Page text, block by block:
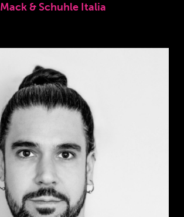
Mack & Schuhle Italia